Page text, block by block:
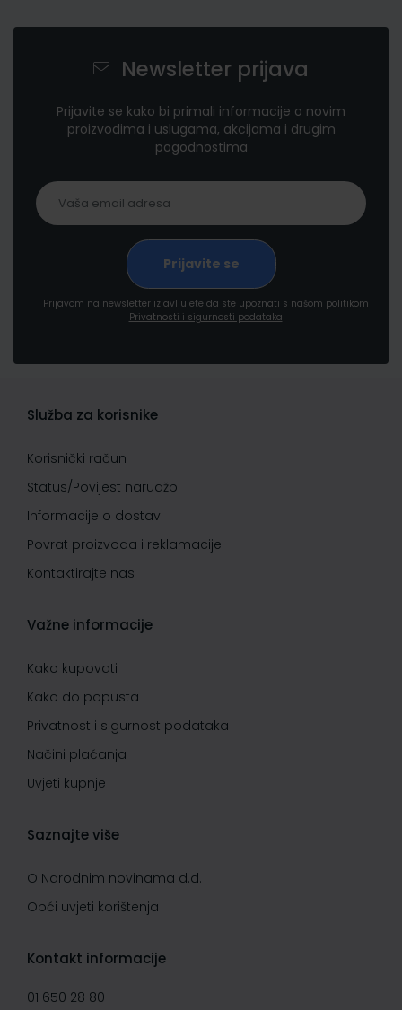
Newsletter prijava
Prijavite se kako bi primali informacije o novim
proizvodima i uslugama, akcijama i drugim
pogodnostima
Prijavom na newsletter izjavljujete da ste upoznati s našom politikom
Privatnosti i sigurnosti podataka
Služba za korisnike
Korisnički račun
Status/Povijest narudžbi
Informacije o dostavi
Povrat proizvoda i reklamacije
Kontaktirajte nas
Važne informacije
Kako kupovati
Kako do popusta
Privatnost i sigurnost podataka
Načini plaćanja
Uvjeti kupnje
Saznajte više
O Narodnim novinama d.d.
Opći uvjeti korištenja
Kontakt informacije
01 650 28 80